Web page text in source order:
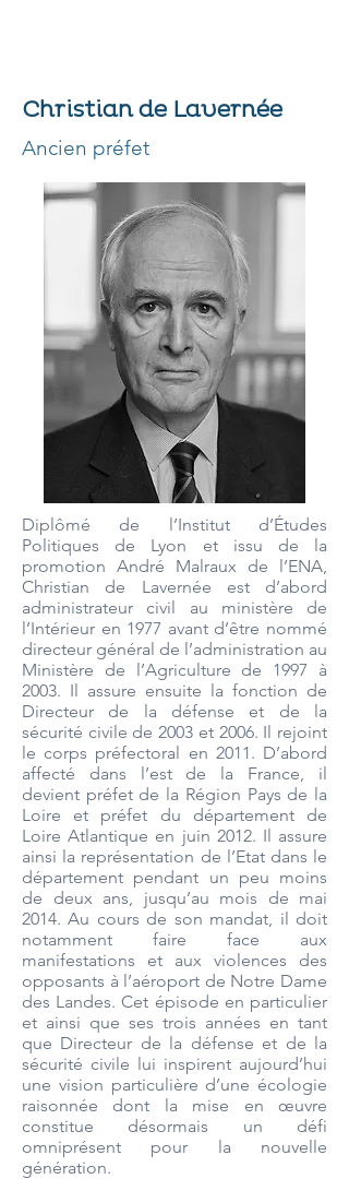
Christian de Lavernée
Ancien préfet
Diplômé de l’Institut d’Études
Politiques de Lyon et issu de la
promotion André Malraux de l’ENA,
Christian de Lavernée est d’abord
administrateur civil au ministère de
l’Intérieur en 1977 avant d’être nommé
directeur général de l’administration au
Ministère de l’Agriculture de 1997 à
2003. Il assure ensuite la fonction de
Directeur de la défense et de la
sécurité civile de 2003 et 2006. Il rejoint
le corps préfectoral en 2011. D’abord
affecté dans l’est de la France, il
devient préfet de la Région Pays de la
Loire et préfet du département de
Loire Atlantique en juin 2012. Il assure
ainsi la représentation de l’Etat dans le
département pendant un peu moins
de deux ans, jusqu’au mois de mai
2014. Au cours de son mandat, il doit
notamment faire face aux
manifestations et aux violences des
opposants à l’aéroport de Notre Dame
des Landes. Cet épisode en particulier
et ainsi que ses trois années en tant
que Directeur de la défense et de la
sécurité civile lui inspirent aujourd’hui
une vision particulière d’une écologie
raisonnée dont la mise en œuvre
constitue désormais un défi
omniprésent pour la nouvelle
génération.